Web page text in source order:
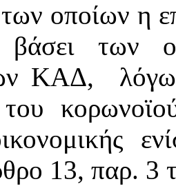
οποίων η
βάσει των
ΚΑΔ,
του
13, παρ. 3